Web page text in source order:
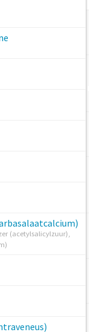
(acetylsalicylzuur),